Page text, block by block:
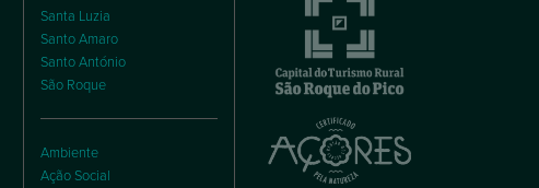
Santa Luzia
Santo Amaro
Santo António
São Roque
Ambiente
Ação Social